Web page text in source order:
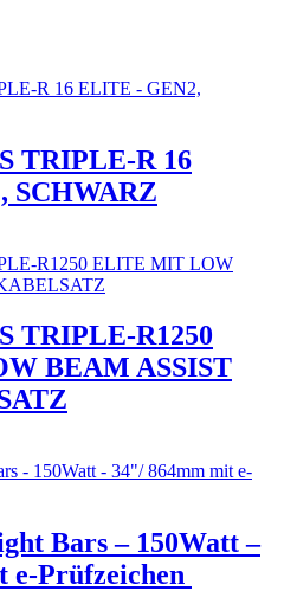
TRIPLE-R 16
SCHWARZ
TRIPLE-R1250
BEAM ASSIST
Bars – 150Watt –
e-Prüfzeichen